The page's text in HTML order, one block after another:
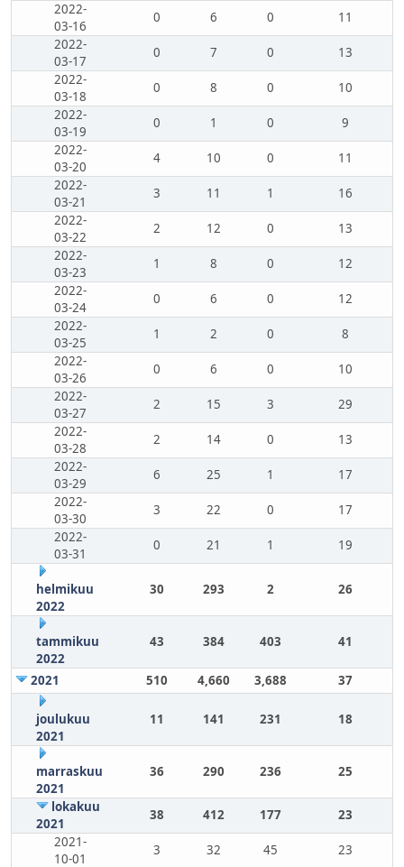
2022-
03-16
0 6 0
11
2022-
03-17
0 7 0
13
2022-
03-18
0 8 0
10
2022-
03-19
0 1 0
9
2022-
03-20
4 10 0
11
2022-
03-21
3 11 1
16
2022-
03-22
2 12 0
13
2022-
03-23
1 8 0
12
2022-
03-24
0 6 0
12
2022-
03-25
1 2 0
8
2022-
03-26
0 6 0
10
2022-
03-27
2 15 3
29
2022-
03-28
2 14 0
13
2022-
03-29
6 25 1
17
2022-
03-30
3 22 0
17
2022-
03-31
0 21 1 19
helmikuu
2022
30 293 2 26
tammikuu
2022
43 384 403 41
2021 510 4,660 3,688 37
joulukuu
2021
11 141 231 18
marraskuu
2021
36 290 236 25
lokakuu
2021
38 412 177
23
2021-
10-01
3 32 45 23